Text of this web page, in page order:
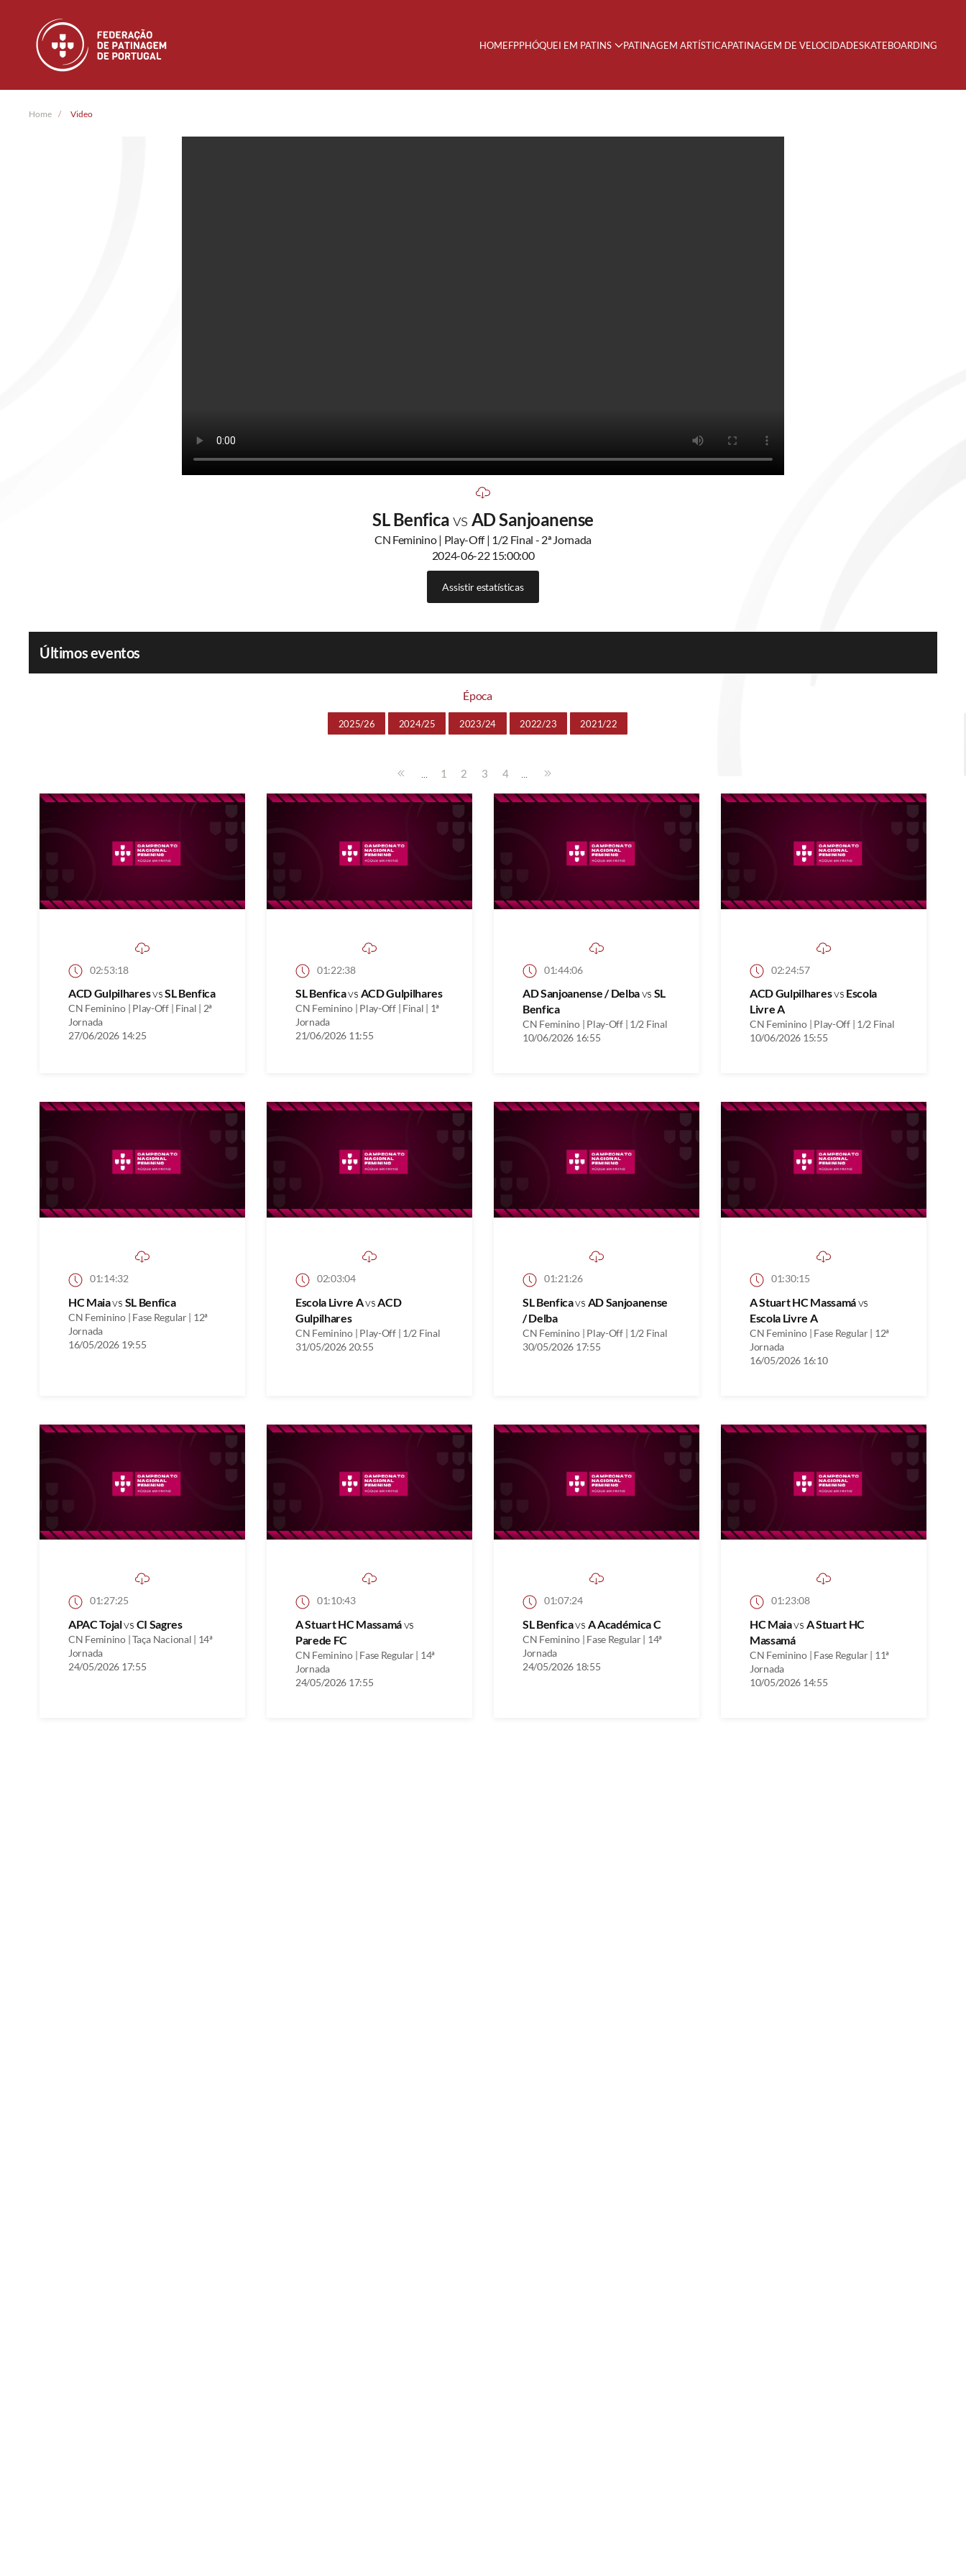
Skip to main content HOMEFPPHÓQUEI EM PATINS PATINAGEM ARTÍSTICAPATINAGEM DE VELOCIDADESKATEBOARDING
Home Video
SL Benficavs AD Sanjoanense
CN Feminino | Play-Off | 1/2 Final - 2ª Jornada
2024-06-22 15:00:00
Assistir estatísticas
Últimos eventos
Época
2025/26 2024/25 2023/24 2022/23 2021/22
... 1 2 3 4 ...
02:53:18
ACD GulpilharesvsSL Benfica
CN Feminino | Play-Off | Final | 2ª
Jornada
27/06/2026 14:25
01:22:38
SL Benficavs ACD Gulpilhares
CN Feminino | Play-Off | Final | 1ª
Jornada
21/06/2026 11:55
01:44:06
AD Sanjoanense / Delbavs SL
Benfica
CN Feminino | Play-Off | 1/2 Final
10/06/2026 16:55
02:24:57
ACD Gulpilharesvs Escola
Livre A
CN Feminino | Play-Off | 1/2 Final
10/06/2026 15:55
01:14:32
HC Maiavs SL Benfica
CN Feminino | Fase Regular | 12ª
Jornada
16/05/2026 19:55
02:03:04
Escola Livre AvsACD
Gulpilhares
CN Feminino | Play-Off | 1/2 Final
31/05/2026 20:55
01:21:26
SL Benficavs AD Sanjoanense
/ Delba
CN Feminino | Play-Off | 1/2 Final
30/05/2026 17:55
01:30:15
A Stuart HC Massamávs
Escola Livre A
CN Feminino | Fase Regular | 12ª
Jornada
16/05/2026 16:10
01:27:25
APAC Tojalvs CI Sagres
CN Feminino | Taça Nacional | 14ª
Jornada
24/05/2026 17:55
01:10:43
A Stuart HC Massamávs
Parede FC
CN Feminino | Fase Regular | 14ª
Jornada
24/05/2026 17:55
01:07:24
SL Benficavs A Académica C
CN Feminino | Fase Regular | 14ª
Jornada
24/05/2026 18:55
01:23:08
HC Maiavs A Stuart HC
Massamá
CN Feminino | Fase Regular | 11ª
Jornada
10/05/2026 14:55